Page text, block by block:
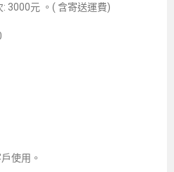
3000元 。( 含寄送運費)
使用。